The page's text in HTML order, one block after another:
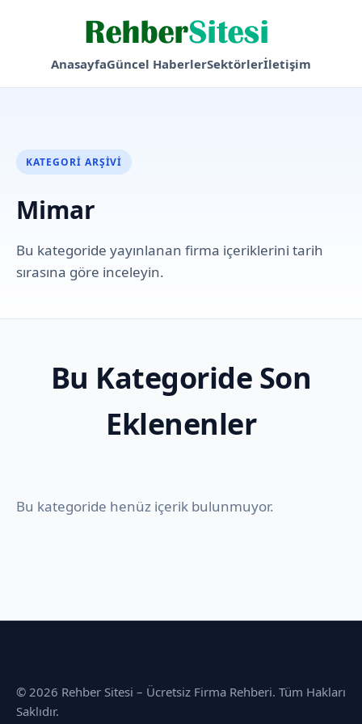
AnasayfaGüncel HaberlerSektörlerİletişim
KATEGORI ARŞIVI
Mimar
Bu kategoride yayınlanan firma içeriklerini tarih
sırasına göre inceleyin.
Bu Kategoride Son
Eklenenler
Bu kategoride henüz içerik bulunmuyor.
© 2026 Rehber Sitesi – Ücretsiz Firma Rehberi. Tüm Hakları
Saklıdır.